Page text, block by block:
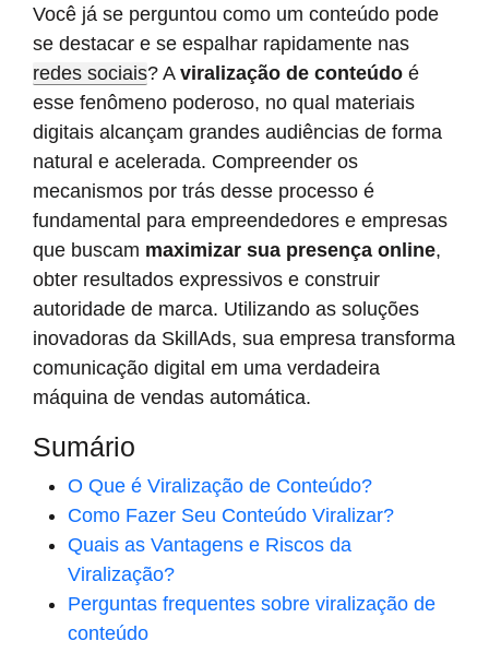
Você já se perguntou como um conteúdo pode
se destacar e se espalhar rapidamente nas
redes sociais? A viralização de conteúdo é
esse fenômeno poderoso, no qual materiais
digitais alcançam grandes audiências de forma
natural e acelerada. Compreender os
mecanismos por trás desse processo é
fundamental para empreendedores e empresas
que buscam maximizar sua presença online,
obter resultados expressivos e construir
autoridade de marca. Utilizando as soluções
inovadoras da SkillAds, sua empresa transforma
comunicação digital em uma verdadeira
máquina de vendas automática.
Sumário
O Que é Viralização de Conteúdo?
Como Fazer Seu Conteúdo Viralizar?
Quais as Vantagens e Riscos da
Viralização?
Perguntas frequentes sobre viralização de
conteúdo